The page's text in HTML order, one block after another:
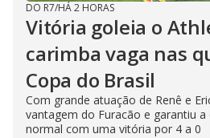
DO R7/HÁ 2 HORAS
Vitória goleia o
carimba vaga nas
Copa do Brasil
Com grande atuação de Renê e
vantagem do Furacão e garantiu
normal com uma vitória por 4 a 0